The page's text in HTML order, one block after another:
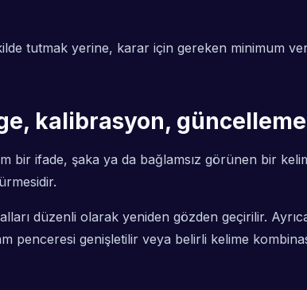
tutmak yerine, karar için gereken minimum
kalibrasyon,
bir ifade, şaka ya da bağlamsız görünen bir
düzenli olarak yeniden gözden geçirilir.
penceresi genişletilir veya belirli kelime